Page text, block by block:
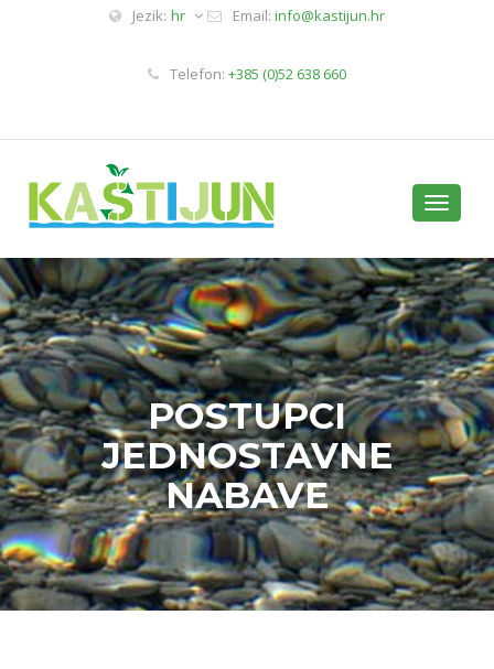
Jezik: hr Email: info@kastijun.hr
Telefon: +385 (0)52 638 660
Toggle
POSTUPCI
JEDNOSTAVNE
NABAVE